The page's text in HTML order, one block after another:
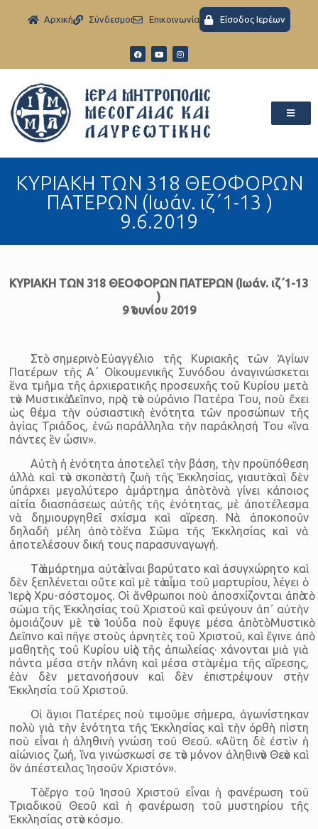
Aρχική Σύνδεσμοι Eπικοινωνία Είσοδος Ιερέων
ΚΥΡΙΑΚΗ ΤΩΝ 318 ΘΕΟΦΟΡΩΝ
ΠΑΤΕΡΩΝ (Ιωάν. ιζ΄1-13 )
9.6.2019
ΚΥΡΙΑΚΗ ΤΩΝ 318 ΘΕΟΦΟΡΩΝ ΠΑΤΕΡΩΝ (Ιωάν. ιζ΄1-13
)
9 Ἰουνίου 2019
Στὸ σημερινὸ Εὐαγγέλιο τῆς Κυριακῆς τῶν Ἁγίων
Πατέρων τῆς Α΄ Οἰκουμενικῆς Συνόδου ἀναγινώσκεται
ἕνα τμῆμα τῆς ἀρχιερατικῆς προσευχῆς τοῦ Κυρίου μετὰ
τὸν Μυστικὸ Δεῖπνο, πρὸς τὸν οὐράνιο Πατέρα Του, ποὺ ἔχει
ὡς θέμα τὴν οὐσιαστικὴ ἑνότητα τῶν προσώπων τῆς
ἁγίας Τριάδος, ἐνῶ παράλληλα τὴν παράκλησή Του «ἵνα
πάντες ἓν ὦσιν».
Αὐτὴ ἡ ἑνότητα ἀποτελεῖ τὴν βάση, τὴν προϋπόθεση
ἀλλὰ καὶ τὸν σκοπὸ στὴ ζωὴ τῆς Ἐκκλησίας, γιαυτὸ καὶ δὲν
ὑπάρχει μεγαλύτερο ἁμάρτημα ἀπὸ τὸ νὰ γίνει κάποιος
αἰτία διασπάσεως αὐτῆς τῆς ἑνότητας, μὲ ἀποτέλεσμα
νὰ δημιουργηθεῖ σχίσμα καὶ αἵρεση. Νὰ ἀποκοποῦν
δηλαδὴ μέλη ἀπὸ τὸ ἕνα Σῶμα τῆς Ἐκκλησίας καὶ νὰ
ἀποτελέσουν δική τους παρασυναγωγή.
Τὸ ἁμάρτημα αὐτὸ εἶναι βαρύτατο καὶ ἀσυγχώρητο καὶ
δὲν ξεπλένεται οὔτε καὶ μὲ τὸ αἷμα τοῦ μαρτυρίου, λέγει ὁ
Ἱερὸς Χρυ-σόστομος. Οἱ ἄνθρωποι ποὺ ἀποσχίζονται ἀπὸ τὸ
σῶμα τῆς Ἐκκλησίας τοῦ Χριστοῦ καὶ φεύγουν ἀπ᾽ αὐτὴν
ὁμοιάζουν μὲ τὸν Ἰούδα ποὺ ἔφυγε μέσα ἀπὸ τὸ Μυστικὸ
Δεῖπνο καὶ πῆγε στοὺς ἀρνητὲς τοῦ Χριστοῦ, καὶ ἔγινε ἀπὸ
μαθητὴς τοῦ Κυρίου υἱὸς τῆς ἀπωλείας· χάνονται μιὰ γιὰ
πάντα μέσα στὴν πλάνη καὶ μέσα στὸ ψέμα τῆς αἵρεσης,
ἐὰν δὲν μετανοήσουν καὶ δὲν ἐπιστρέψουν στὴν
Ἐκκλησία τοῦ Χριστοῦ.
Οἱ ἅγιοι Πατέρες ποὺ τιμοῦμε σήμερα, ἀγωνίστηκαν
πολὺ γιὰ τὴν ἑνότητα τῆς Ἐκκλησίας καὶ τὴν ὀρθὴ πίστη
ποὺ εἶναι ἡ ἀληθινὴ γνώση τοῦ Θεοῦ. «Αὕτη δὲ ἐστὶν ἡ
αἰώνιος ζωή, ἵνα γινώσκωσί σε τὸν μόνον ἀληθινὸν Θεὸν καὶ
ὅν ἀπέστειλας Ἰησοῦν Χριστόν».
Τὸ ἔργο τοῦ Ἰησοῦ Χριστοῦ εἶναι ἡ φανέρωση τοῦ
Τριαδικοῦ Θεοῦ καὶ ἡ φανέρωση τοῦ μυστηρίου τῆς
Ἐκκλησίας στὸν κόσμο.